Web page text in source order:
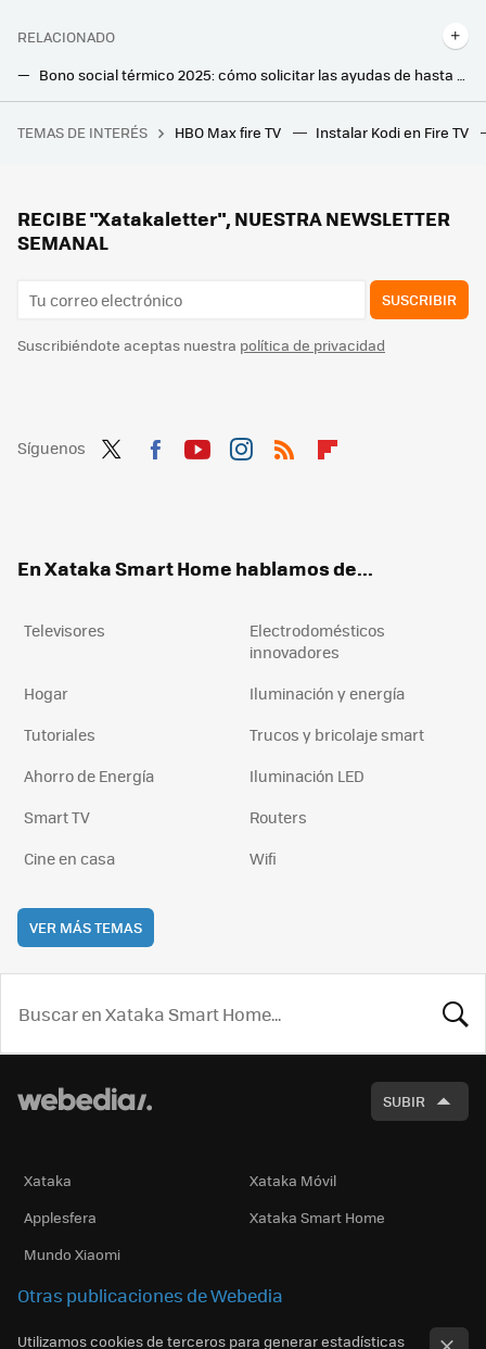
RELACIONADO
Si eras de poner la lavadora de madrugada, ya no compensa: esta es la mejor hora si quieres ahorrar en la factura de la luz
Si tuviera que reformar mi casa ahora, copiaría estas ideas que hemos visto en la feria de Arte y Diseño de Madrid
TEMAS DE INTERÉS HBO Max fire TV Instalar Kodi en Fire TV
RECIBE "Xatakaletter", NUESTRA NEWSLETTER
SEMANAL
SUSCRIBIR
Suscribiéndote aceptas nuestra política de privacidad
Síguenos
En Xataka Smart Home hablamos de...
Televisores
Electrodomésticos
innovadores
Hogar
Iluminación y energía
Tutoriales
Trucos y bricolaje smart
Ahorro de Energía
Iluminación LED
Smart TV
Routers
Cine en casa
Wifi
VER MÁS TEMAS
SUBIR
Xataka
Xataka Móvil
Applesfera
Xataka Smart Home
Mundo Xiaomi
Otras publicaciones de Webedia
Utilizamos cookies de terceros para generar estadísticas